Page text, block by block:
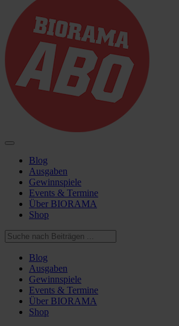
Blog
Ausgaben
Gewinnspiele
Events & Termine
Über BIORAMA
Shop
Blog
Ausgaben
Gewinnspiele
Events & Termine
Über BIORAMA
Shop